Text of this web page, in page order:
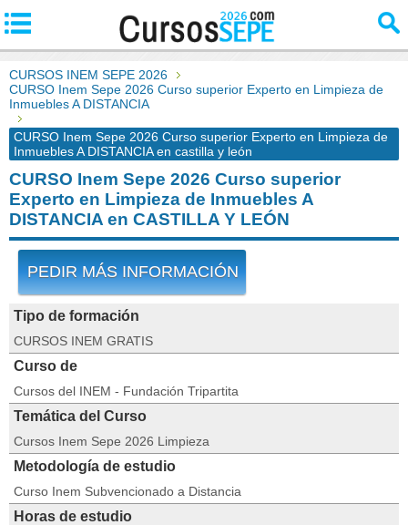
CURSOS INEM SEPE 2026
CURSO Inem Sepe 2026 Curso superior Experto en Limpieza de
Inmuebles A DISTANCIA
CURSO Inem Sepe 2026 Curso superior Experto en Limpieza de
Inmuebles A DISTANCIA en castilla y león
CURSO Inem Sepe 2026 Curso superior
Experto en Limpieza de Inmuebles A
DISTANCIA en CASTILLA Y LEÓN
PEDIR MÁS INFORMACIÓN
Tipo de formación
CURSOS INEM GRATIS
Curso de
Cursos del INEM - Fundación Tripartita
Temática del Curso
Cursos Inem Sepe 2026 Limpieza
Metodología de estudio
Curso Inem Subvencionado a Distancia
Horas de estudio